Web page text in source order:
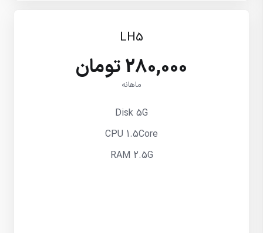
LH5
280,000 تومان
ماهانه
Disk 5G
CPU 1.5Core
RAM 2.5G